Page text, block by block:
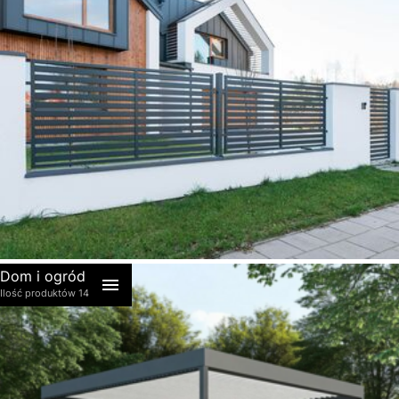
akcesoria
Dom i ogród
Ilość produktów 14